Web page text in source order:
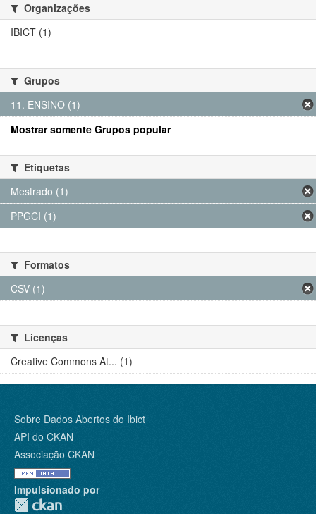
Organizações
IBICT (1)
Grupos
11. ENSINO (1)
Mostrar somente Grupos popular
Etiquetas
Mestrado (1)
PPGCI (1)
Formatos
CSV (1)
Licenças
Creative Commons At... (1)
Sobre Dados Abertos do Ibict
API do CKAN
Associação CKAN
Impulsionado por